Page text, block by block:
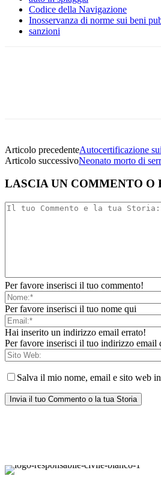
Codice della Navigazione
Inosservanza di norme sui beni
sanzioni
Articolo precedenteAutocertificazione
Articolo successivoNeonato morto di
LASCIA UN COMMENTO O
Per favore inserisci il tuo commento!
Per favore inserisci il tuo nome qui
Hai inserito un indirizzo email errato!
Per favore inserisci il tuo indirizzo email
Salva il mio nome, email e sito web